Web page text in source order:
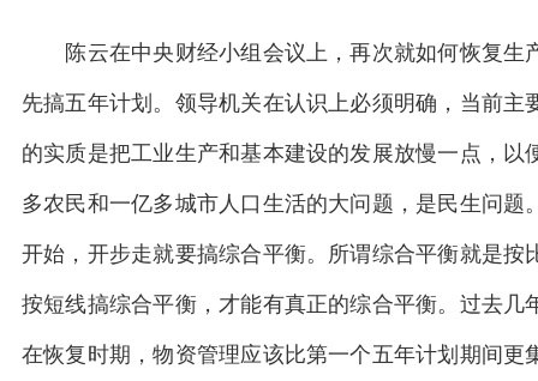
陈云在中央财经小组会议上，再次就如何恢复生
先搞五年计划。领导机关在认识上必须明确，当前
的实质是把工业生产和基本建设的发展放慢一点，
多农民和一亿多城市人口生活的大问题，是民生问
开始，开步走就要搞综合平衡。所谓综合平衡就是
按短线搞综合平衡，才能有真正的综合平衡。过去
在恢复时期，物资管理应该比第一个五年计划期间